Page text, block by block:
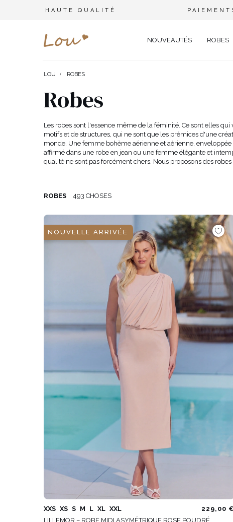
HAUTE QUALITÉ
NOUVEAUTÉS ROBES
MARIAGE
BAPTÊME
TOUS LES JOURS
NOËL
COMMUNION
SOIRÉE
APPARIÉ
ÉVASÉ
BOHO
JEAN
SAISON / TISSU
ÉTÉ
HIVER
AVEC
SUR
SANS
T-SHIRTS
SURVÊTEMENTS
JUPES
VOIR TOUS
CEINTURES
BIJOUX
ELASTIQUES POUR LES
CHAPEAUX D'HIVER
VOIR TOUS
LOU ROBES
Robes
Les robes sont l'essence même de la féminité. Ce sont elles
motifs et de structures, qui ne sont que les prémices d'une
monde. Une femme bohème aérienne et aérienne,
affirmé dans une robe en jean ou une femme élégante et
qualité ne sont pas forcément chers. Nous proposons des
ROBES 493 CHOSES
NOUVELLE ARRIVÉE
XXS XS S M L XL XXL
229,00 €
LILLEMOR – ROBE MIDI ASYMÉTRIQUE ROSE POUDRÉ